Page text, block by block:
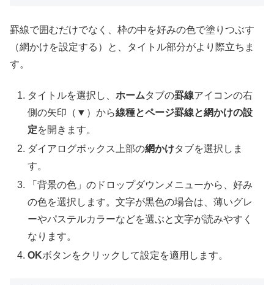
罫線で囲むだけでなく、枠の中を好みの色で塗りつぶす
（網かけを設定する）と、タイトル部分がより際立ちま
す。
タイトルを選択し、ホームタブの罫線アイコンの右
側の矢印（▼）から線種とページ罫線と網かけの設
定を開きます。
ダイアログボックス上部の網かけタブを選択しま
す。
「背景の色」のドロップダウンメニューから、好み
の色を選択します。文字が黒色の場合は、薄いグレ
ーやパステルカラーなどを選ぶと文字が読みやすく
なります。
OKボタンをクリックして設定を適用します。